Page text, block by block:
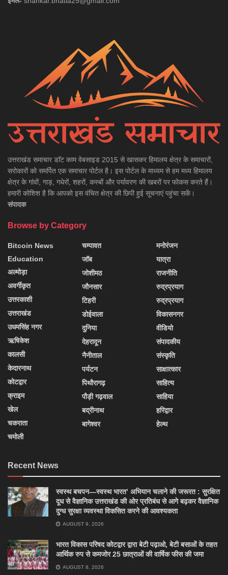
उत्तराखंड समाचार डाॅट काम वेबसाइड 2015 से खासकर हिमालय क्षेत्र के समाचारों,
सरोकारों को समर्पित एक समाचार पोर्टल है। इस पोर्टल के माध्यम से हम मध्य हिमालय
क्षेत्र के गांवों, गाड़, गधेरों, शहरों, कस्बों और पर्यावरण की खबरों पर फोकस करते हैं।
हमारी कोशिश है कि आपको इस वंचित क्षेत्र की छिपी हुई सूचनाएं पहुंचा सकें।
संपादक
Browse by Category
Bitcoin News
Education
अल्मोड़ा
अवर्गीकृत
उत्तरकाशी
उत्तराखंड
उधमसिंह नगर
ऋषिकेश
कालसी
केदारनाथ
कोटद्वार
क्राइम
खेल
चकराता
चमोली
चम्पावत
जॉब
जोशीमठ
जौनसार
टिहरी
डोईवाला
दुनिया
देहरादून
नैनीताल
पर्यटन
पिथौरागढ़
पौड़ी गढ़वाल
बद्रीनाथ
बागेश्वर
मनोरंजन
यात्रा
राजनीति
रुद्रप्रयाग
रुद्रप्रयाग
विकासनगर
वीडियो
संपादकीय
संस्कृति
साक्षात्कार
साहित्य
साहिया
हरिद्वार
हेल्थ
Recent News
स्वस्थ बचपन—स्वस्थ भारत’ अभियान चलाने की जरूरत : सुरक्षित
दूध से वैज्ञानिक उत्तराखंड की ओर प्रतिबंध से आगे बढ़कर वैज्ञानिक
दुग्ध सुरक्षा व्यवस्था विकसित करने की आवश्यकता
AUGUST 9, 2026
भारत विकास परिषद कोटद्वार द्वारा बेटी पढ़ाओ, बेटी बसाओं के तहत
आर्थिक रुप से कमजोर 25 छात्राओं की वार्षिक फीस की जमा
AUGUST 8, 2026